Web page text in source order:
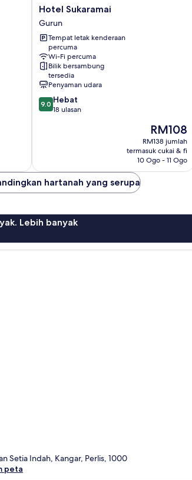
Hotel
Sukaramai
Gurun
Hotel Sukaramai
Gurun
Tempat letak kenderaan
percuma
Wi-Fi percuma
Bilik bersambung
tersedia
Penyaman udara
9.0
daripada
9.0 Hebat
18 ulasan
Harga
ialah
RM108
RM108
RM138 jumlah
termasuk cukai & fi
10 Ogo - 11 Ogo
hartanah yang serupa
Lebih banyak
Setia Indah, Kangar, Perlis, 1000
peta